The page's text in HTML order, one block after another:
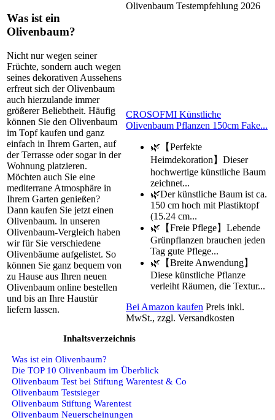
Was ist ein
Olivenbaum?
Nicht nur wegen seiner
Früchte, sondern auch wegen
seines dekorativen Aussehens
erfreut sich der Olivenbaum
auch hierzulande immer
größerer Beliebtheit. Häufig
können Sie den Olivenbaum
im Topf kaufen und ganz
einfach in Ihrem Garten, auf
der Terrasse oder sogar in der
Wohnung platzieren.
Möchten auch Sie eine
mediterrane Atmosphäre in
Ihrem Garten genießen?
Dann kaufen Sie jetzt einen
Olivenbaum. In unseren
Olivenbaum-Vergleich haben
wir für Sie verschiedene
Olivenbäume aufgelistet. So
können Sie ganz bequem von
zu Hause aus Ihren neuen
Olivenbaum online bestellen
und bis an Ihre Haustür
liefern lassen.
Olivenbaum Testempfehlung 2026
CROSOFMI Künstliche
Olivenbaum Pflanzen 150cm Fake...
🌿【Perfekte
Heimdekoration】Dieser
hochwertige künstliche Baum
zeichnet...
🌿Der künstliche Baum ist ca.
150 cm hoch mit Plastiktopf
(15.24 cm...
🌿【Freie Pflege】Lebende
Grünpflanzen brauchen jeden
Tag gute Pflege...
🌿【Breite Anwendung】
Diese künstliche Pflanze
verleiht Räumen, die Textur...
Bei Amazon kaufen Preis inkl.
MwSt., zzgl. Versandkosten
Inhaltsverzeichnis
Was ist ein Olivenbaum?
Die TOP 10 Olivenbaum im Überblick
Olivenbaum Test bei Stiftung Warentest & Co
Olivenbaum Testsieger
Olivenbaum Stiftung Warentest
Olivenbaum Neuerscheinungen